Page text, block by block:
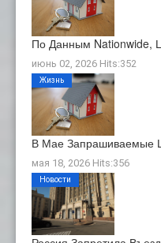
По Данным
июнь 02, 2026 Hits:352
В Мае Запрашиваемые
мая 18, 2026 Hits:356
Жизнь
Новости